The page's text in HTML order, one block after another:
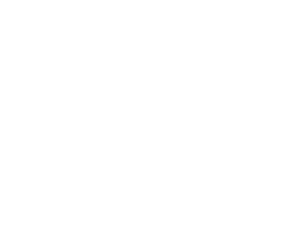
Entre sus clientes más
arquitectos y a los
sus hogares o para sus
De hecho, la galerista
escultor y arquitecto Ernő
años, en 1974, el juguete